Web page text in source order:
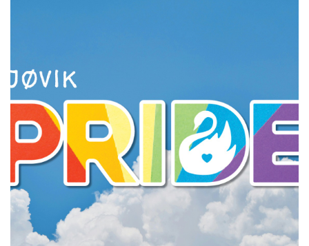
sørger for den perfekte stemningen. La oss danse, le og feire
Pride sammen! Alle er velkomne! Sikre deg bord på
♱ ● REGNBUEMESSE
Torsdagen i forkant (4. juni kl 19:00) blir det regnbuemesse i
Gjøvik kirke. Regnbuemesse oppstod på 80-tallet i Åpen
kirkegruppe, et trygt sted for skeive. I dag inviteres alle inn i
fellesskapet, i solidaritet med skeive. Alle er vi en del av
regnbuen